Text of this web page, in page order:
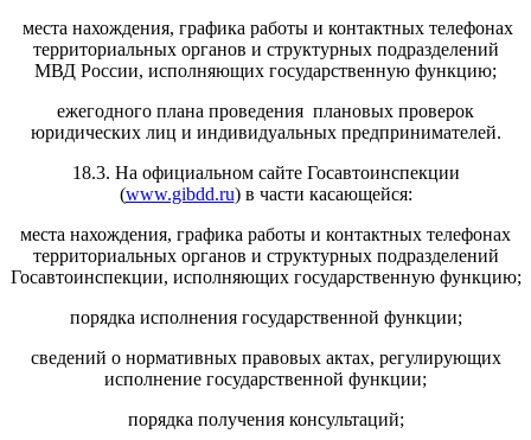
места нахождения, графика работы и контактных телефонах
территориальных органов и структурных подразделений
МВД России, исполняющих государственную функцию;
ежегодного плана проведения плановых проверок
юридических лиц и индивидуальных предпринимателей.
18.3. На официальном сайте Госавтоинспекции
(www.gibdd.ru) в части касающейся:
места нахождения, графика работы и контактных телефонах
территориальных органов и структурных подразделений
Госавтоинспекции, исполняющих государственную функцию;
порядка исполнения государственной функции;
сведений о нормативных правовых актах, регулирующих
исполнение государственной функции;
порядка получения консультаций;